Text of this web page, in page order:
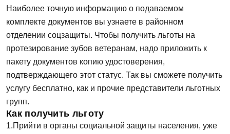
Наиболее точную информацию о подаваемом
комплекте документов вы узнаете в районном
отделении соцзащиты. Чтобы получить льготы на
протезирование зубов ветеранам, надо приложить к
пакету документов копию удостоверения,
подтверждающего этот статус. Так вы сможете получить
услугу бесплатно, как и прочие представители льготных
групп.
Как получить льготу
Прийти в органы социальной защиты населения, уже